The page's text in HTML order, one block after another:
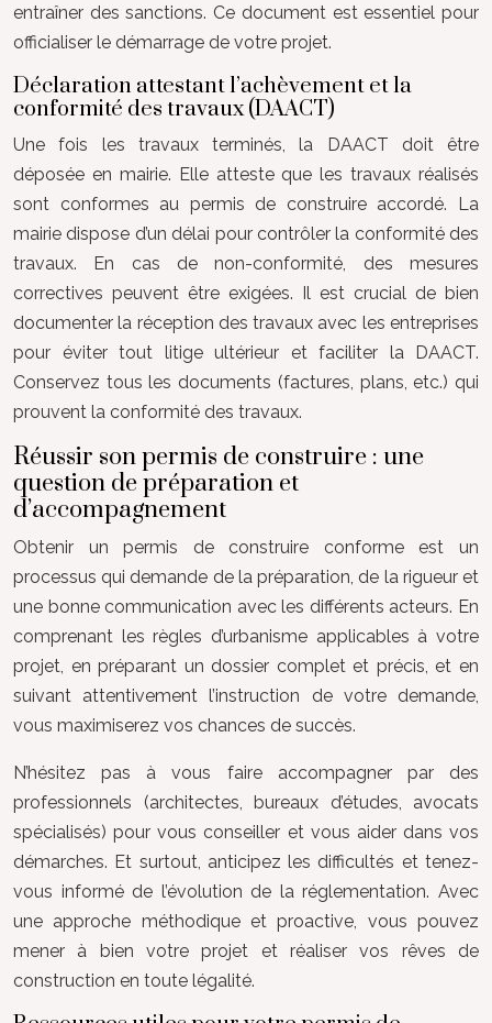
entraîner des sanctions. Ce document est essentiel pour
officialiser le démarrage de votre projet.
Déclaration attestant l’achèvement et la
conformité des travaux (DAACT)
Une fois les travaux terminés, la DAACT doit être
déposée en mairie. Elle atteste que les travaux réalisés
sont conformes au permis de construire accordé. La
mairie dispose d’un délai pour contrôler la conformité des
travaux. En cas de non-conformité, des mesures
correctives peuvent être exigées. Il est crucial de bien
documenter la réception des travaux avec les entreprises
pour éviter tout litige ultérieur et faciliter la DAACT.
Conservez tous les documents (factures, plans, etc.) qui
prouvent la conformité des travaux.
Réussir son permis de construire : une
question de préparation et
d’accompagnement
Obtenir un permis de construire conforme est un
processus qui demande de la préparation, de la rigueur et
une bonne communication avec les différents acteurs. En
comprenant les règles d’urbanisme applicables à votre
projet, en préparant un dossier complet et précis, et en
suivant attentivement l’instruction de votre demande,
vous maximiserez vos chances de succès.
N’hésitez pas à vous faire accompagner par des
professionnels (architectes, bureaux d’études, avocats
spécialisés) pour vous conseiller et vous aider dans vos
démarches. Et surtout, anticipez les difficultés et tenez-
vous informé de l’évolution de la réglementation. Avec
une approche méthodique et proactive, vous pouvez
mener à bien votre projet et réaliser vos rêves de
construction en toute légalité.